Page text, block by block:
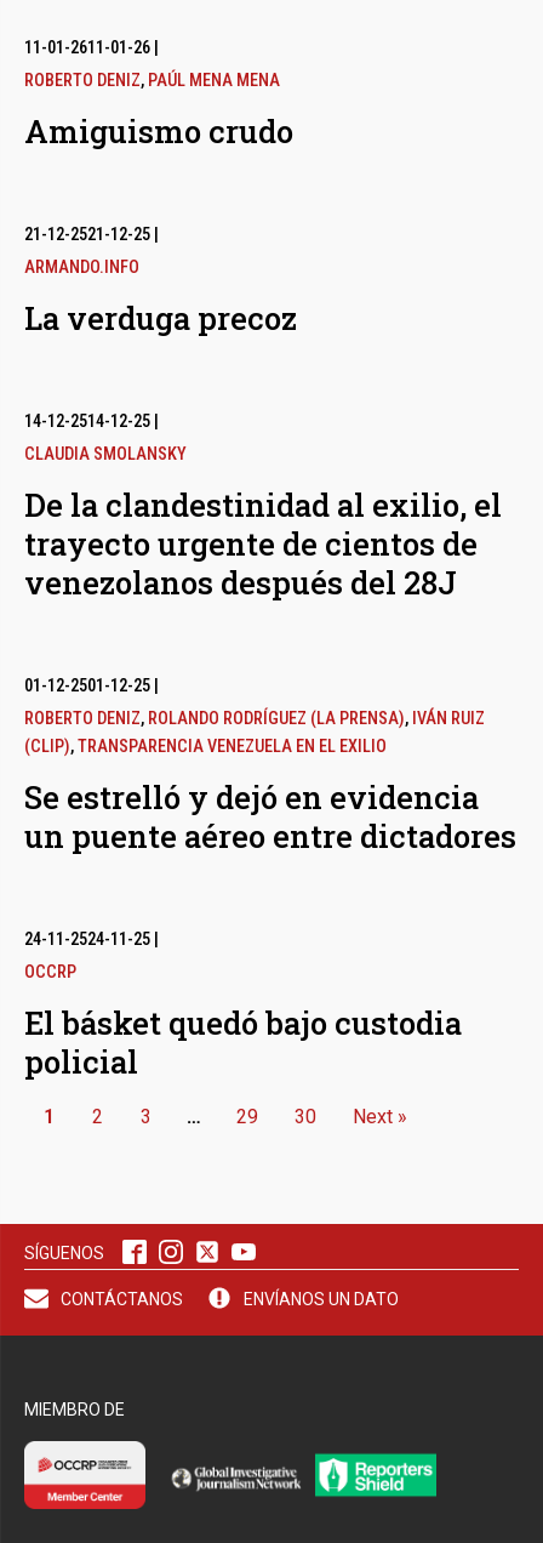
11-01-2611-01-26
ROBERTO DENIZ, PAÚL MENA MENA
Amiguismo crudo
21-12-2521-12-25
ARMANDO.INFO
La verduga precoz
14-12-2514-12-25
CLAUDIA SMOLANSKY
De la clandestinidad al exilio, el
trayecto urgente de cientos de
venezolanos después del 28J
01-12-2501-12-25
ROBERTO DENIZ, ROLANDO RODRÍGUEZ (LA PRENSA), IVÁN RUIZ
(CLIP),TRANSPARENCIA VENEZUELA EN EL EXILIO
Se estrelló y dejó en evidencia
un puente aéreo entre dictadores
24-11-2524-11-25
OCCRP
El básket quedó bajo custodia
policial
1 2 3 … 29 30 Next »
SÍGUENOS
CONTÁCTANOS ENVÍANOS UN DATO
MIEMBRO DE